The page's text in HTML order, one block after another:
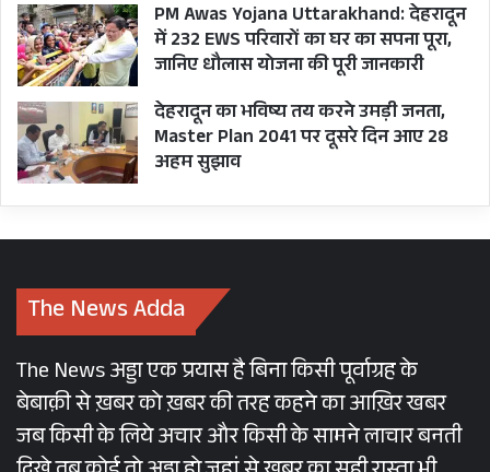
PM Awas Yojana Uttarakhand: देहरादून
में 232 EWS परिवारों का घर का सपना पूरा,
जानिए धौलास योजना की पूरी जानकारी
देहरादून का भविष्य तय करने उमड़ी जनता,
Master Plan 2041 पर दूसरे दिन आए 28
अहम सुझाव
The News Adda
The News अड्डा एक प्रयास है बिना किसी पूर्वाग्रह के
बेबाक़ी से ख़बर को ख़बर की तरह कहने का आख़िर खबर
जब किसी के लिये अचार और किसी के सामने लाचार बनती